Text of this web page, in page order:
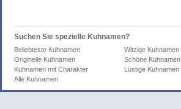
Suchen Sie spezielle Kuhnamen?
Beliebteste Kuhnamen Witzige Kuhnamen
Originelle Kuhnamen
Schöne Kuhnamen
Kuhnamen mit Charakter
Lustige Kuhnamen
Alle Kuhnamen